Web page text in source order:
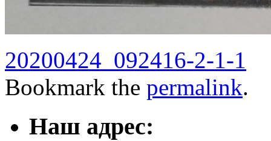
20200424_092416-2-1-1
Bookmark the permalink.
Наш адрес: